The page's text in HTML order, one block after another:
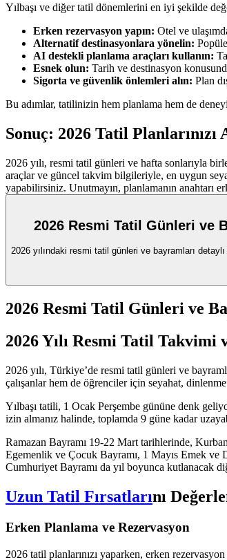
Yılbaşı ve diğer tatil dönemlerini en iyi şekilde
Erken rezervasyon yapın: Otel ve
Alternatif destinasyonlara yönelin:
AI destekli planlama araçları kullanın:
Esnek olun: Tarih ve destinasyon
Sigorta ve güvenlik önlemleri alın: Plan
Bu adımlar, tatilinizin hem planlama hem de
Sonuç: 2026 Tatil Planlarınızı
2026 yılı, resmi tatil günleri ve hafta sonlarıyla
araçlar ve güncel takvim bilgileriyle, en uygun
yapabilirsiniz. Unutmayın, planlamanın anahtarı
2026 Resmi Tatil Günleri ve
2026 yılındaki resmi tatil günleri ve bayramları
2026 Resmi Tatil Günleri ve
2026 Yılı Resmi Tatil Takvimi
2026 yılı, Türkiye’de resmi tatil günleri ve
çalışanlar hem de öğrenciler için seyahat,
Yılbaşı tatili, 1 Ocak Perşembe gününe denk
izin almanız halinde, toplamda 9 güne kadar
Ramazan Bayramı 19-22 Mart tarihlerinde,
Egemenlik ve Çocuk Bayramı, 1 Mayıs Emek
Cumhuriyet Bayramı da yıl boyunca kutlanacak
Uzun Tatil Fırsatlarını
Erken Planlama ve Rezervasyon
2026 tatil planlarınızı yaparken, erken